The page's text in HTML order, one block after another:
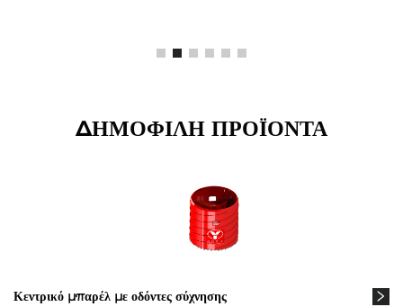
ΔΗΜΟΦΙΛΗ ΠΡΟΪΟΝΤΑ
Κεντρικό μπαρέλ με οδόντες σύχνησης